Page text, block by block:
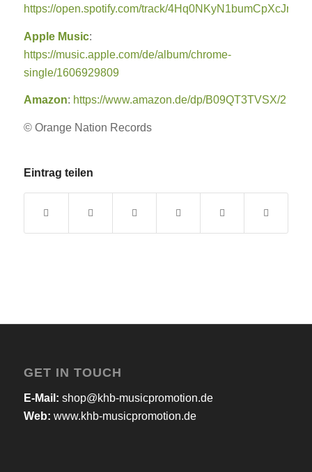
https://open.spotify.com/track/
Apple Music:
https://music.apple.com/de/album/chrome-
single/1606929809
Amazon: https://www.amazon.de/dp/B09QT3TVSX/2
© Orange Nation Records
Eintrag teilen
GET IN TOUCH
E-Mail: shop@khb-musicpromotion.de
Web: www.khb-musicpromotion.de